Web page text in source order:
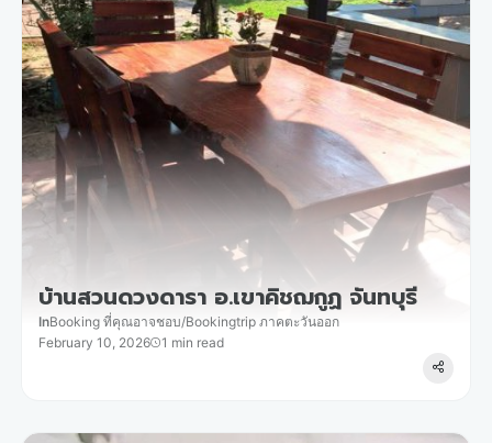
บ้านสวนดวงดารา อ.เขาคิชฌกูฏ จันทบุรี
InBooking ที่คุณอาจชอบ/Bookingtrip ภาคตะวันออก
February 10, 2026
1 min read